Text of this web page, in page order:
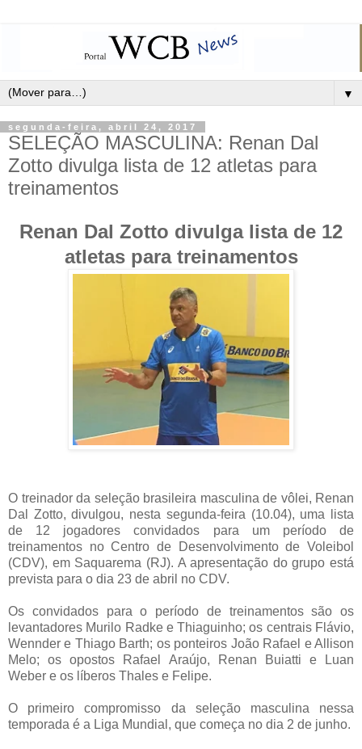
▼
segunda-feira, abril 24, 2017
SELEÇÃO MASCULINA: Renan Dal
Zotto divulga lista de 12 atletas para
treinamentos
Renan Dal Zotto divulga lista de 12
atletas para treinamentos
O treinador da seleção brasileira masculina de vôlei, Renan
Dal Zotto, divulgou, nesta segunda-feira (10.04), uma lista
de 12 jogadores convidados para um período de
treinamentos no Centro de Desenvolvimento de Voleibol
(CDV), em Saquarema (RJ). A apresentação do grupo está
prevista para o dia 23 de abril no CDV.
Os convidados para o período de treinamentos são os
levantadores Murilo Radke e Thiaguinho; os centrais Flávio,
Wennder e Thiago Barth; os ponteiros João Rafael e Allison
Melo; os opostos Rafael Araújo, Renan Buiatti e Luan
Weber e os líberos Thales e Felipe.
O primeiro compromisso da seleção masculina nessa
temporada é a Liga Mundial, que começa no dia 2 de junho.